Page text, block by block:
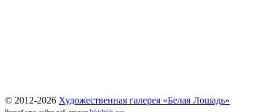
© 2012-2026 Художественная галерея «Белая Лошадь»